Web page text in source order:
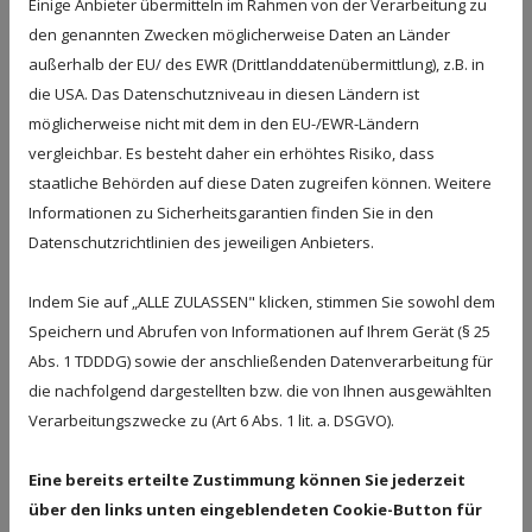
entwickelten sich in dieser Zeit viele Grundlagen der
europäischen Küche, die wir heute noch schätzen.
Renaissance und Barock: Kochen wird zur Kunst
Mit der Renaissance blühte auch die Kochkunst auf.
Die Küchen der Adelshäuser wurden zu wahren
Kunsttempeln, in denen französische und
wetteiferten. Erstmals entstanden Küchen, die nicht
nur funktional, sondern auch ästhetisch
ansprechend waren. Kupfertöpfe, kunstvolle
Porzellangeschirre und erste Gewürzschränke
hielten Einzug.
Die industrielle Revolution: Der große Wandel
Einige Anbieter übermitteln im Rahmen von der Verarbeitung zu
den genannten Zwecken möglicherweise Daten an Länder
außerhalb der EU/ des EWR (Drittlanddatenübermittlung), z.B. in
die USA. Das Datenschutzniveau in diesen Ländern ist
möglicherweise nicht mit dem in den EU-/EWR-Ländern
vergleichbar. Es besteht daher ein erhöhtes Risiko, dass
staatliche Behörden auf diese Daten zugreifen können. Weitere
Informationen zu Sicherheitsgarantien finden Sie in den
Datenschutzrichtlinien des jeweiligen Anbieters.
Indem Sie auf „ALLE ZULASSEN" klicken, stimmen Sie sowohl dem
Speichern und Abrufen von Informationen auf Ihrem Gerät (§ 25
Abs. 1 TDDDG) sowie der anschließenden Datenverarbeitung für
die nachfolgend dargestellten bzw. die von Ihnen ausgewählten
Verarbeitungszwecke zu (Art 6 Abs. 1 lit. a. DSGVO).
Eine bereits erteilte Zustimmung können Sie jederzeit
über den links unten eingeblendeten Cookie-Button für